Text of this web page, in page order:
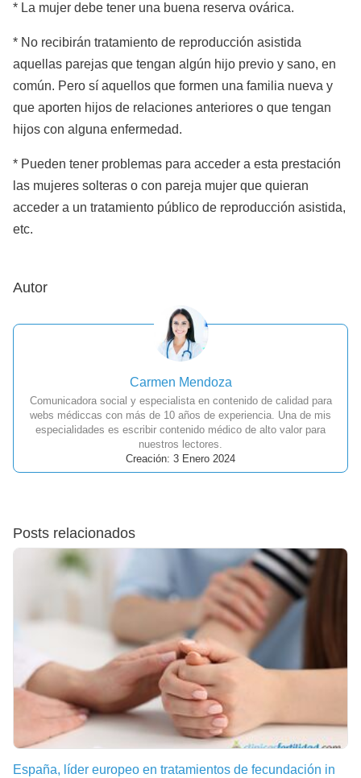
* La mujer debe tener una buena reserva ovárica.
* No recibirán tratamiento de reproducción asistida
aquellas parejas que tengan algún hijo previo y sano, en
común. Pero sí aquellos que formen una familia nueva y
que aporten hijos de relaciones anteriores o que tengan
hijos con alguna enfermedad.
* Pueden tener problemas para acceder a esta prestación
las mujeres solteras o con pareja mujer que quieran
acceder a un tratamiento público de reproducción asistida,
etc.
Autor
Carmen Mendoza
Comunicadora social y especialista en contenido de calidad para
webs médiccas con más de 10 años de experiencia. Una de mis
especialidades es escribir contenido médico de alto valor para
nuestros lectores.
Creación: 3 Enero 2024
Posts relacionados
España, líder europeo en tratamientos de fecundación in